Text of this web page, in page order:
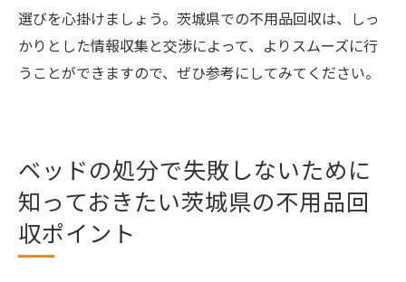
選びを心掛けましょう。茨城県での不用品回収は、しっ
かりとした情報収集と交渉によって、よりスムーズに行
うことができますので、ぜひ参考にしてみてください。
ベッドの処分で失敗しないために
知っておきたい茨城県の不用品回
収ポイント